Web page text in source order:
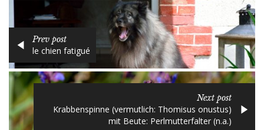
Prev post
le chien fatigué
Next post
Krabbenspinne (vermutlich: Thomisus onustus)
mit Beute: Perlmutterfalter (n.a.)